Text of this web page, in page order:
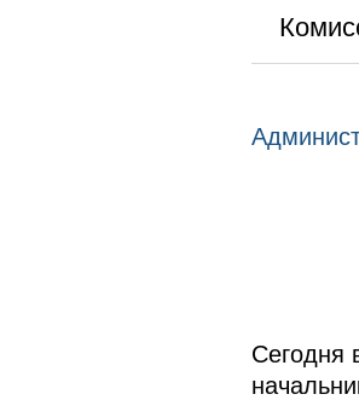
Сегодня